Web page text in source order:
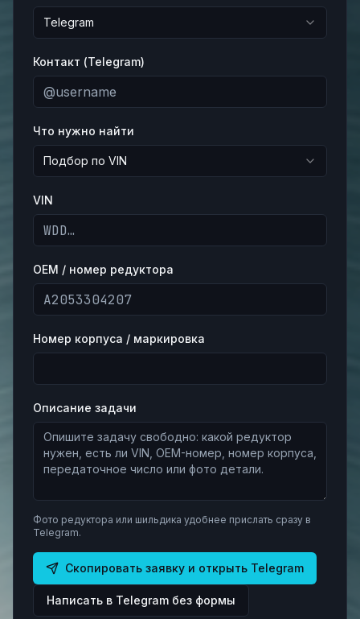
Telegram
Контакт (Telegram)
Что нужно найти
Подбор по VIN
VIN
OEM / номер редуктора
Номер корпуса / маркировка
Описание задачи
Фото редуктора или шильдика удобнее прислать сразу в
Telegram.
Скопировать заявку и открыть Telegram
Написать в Telegram без формы